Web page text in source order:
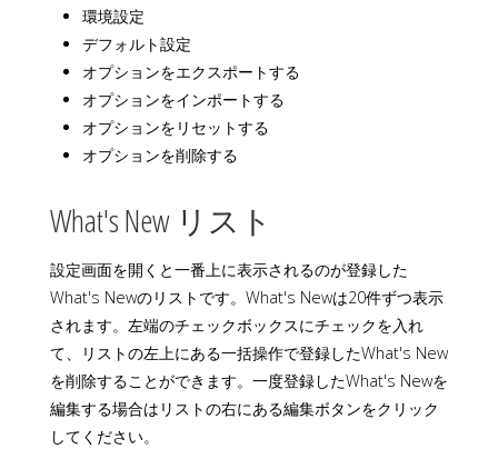
環境設定
デフォルト設定
オプションをエクスポートする
オプションをインポートする
オプションをリセットする
オプションを削除する
What's New リスト
設定画面を開くと一番上に表示されるのが登録した
What's Newのリストです。What's Newは20件ずつ表示
されます。左端のチェックボックスにチェックを入れ
て、リストの左上にある一括操作で登録したWhat's New
を削除することができます。一度登録したWhat's Newを
編集する場合はリストの右にある編集ボタンをクリック
してください。